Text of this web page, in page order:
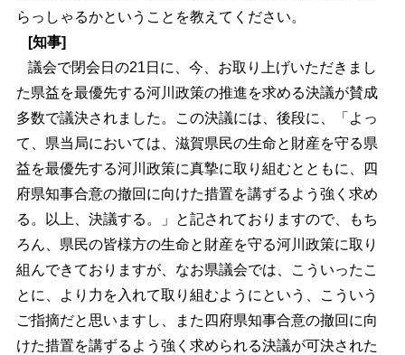
らっしゃるかということを教えてください。
[知事]
議会で閉会日の21日に、今、お取り上げいただきまし
た県益を最優先する河川政策の推進を求める決議が賛成
多数で議決されました。この決議には、後段に、「よっ
て、県当局においては、滋賀県民の生命と財産を守る県
益を最優先する河川政策に真摯に取り組むとともに、四
府県知事合意の撤回に向けた措置を講ずるよう強く求め
る。以上、決議する。」と記されておりますので、もち
ろん、県民の皆様方の生命と財産を守る河川政策に取り
組んできておりますが、なお県議会では、こういったこ
とに、より力を入れて取り組むようにという、こういう
ご指摘だと思いますし、また四府県知事合意の撤回に向
けた措置を講ずるよう強く求められる決議が可決された